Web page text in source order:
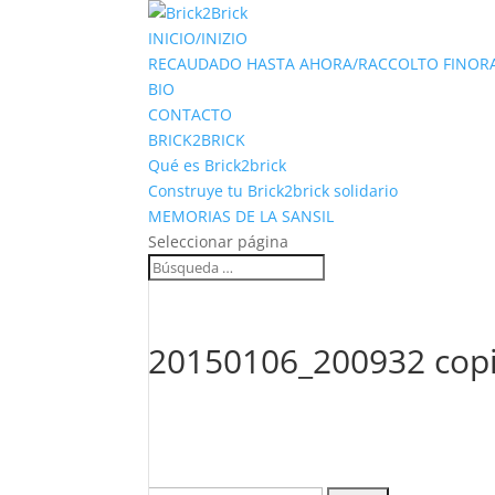
INICIO/INIZIO
RECAUDADO HASTA AHORA/RACCOLTO
BIO
CONTACTO
BRICK2BRICK
Qué es Brick2brick
Construye tu Brick2brick solidario
MEMORIAS DE LA SANSIL
Seleccionar página
20150106_200932